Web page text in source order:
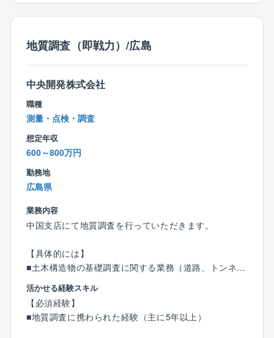
環境も整っています。
整っています。
同社は、地盤調査事業を軸に、大規模災害の被害調査
や防災関連の事業にも取り組んでいます。
特に、土砂崩れや地滑り、土石流などの斜面災害をリ
アルタイムで監視する技術は、近年国内外でしばしば
発生している地震や豪雨などの被災地で採用されてい
ます。
一方で、観光振興事業やメガソーラーの設置など、時
代のニーズに即した事業を展開しています。
が公官庁から、残りの4割は民間企業（電力会社等）が
占めており、事業の幅が広い点が強みといえます。
地質調査（即戦力）/広島
中央開発株式会社
職種
測量・点検・調査
想定年収
600～800万円
勤務地
広島県
業務内容
中国支店にて地質調査を行っていただきます。
【具体的には】
■土木構造物の基礎調査に関する業務（道路、トンネ
ル、ダム、河川など）
■斜面防災に関する業務（地すべり調査、斜面調査な
ど）
■維持管理に関する業務（道路防災点検、斜面点検な
活かせる経験スキル
【必須経験】
■地質調査に携わられた経験（主に5年以上）